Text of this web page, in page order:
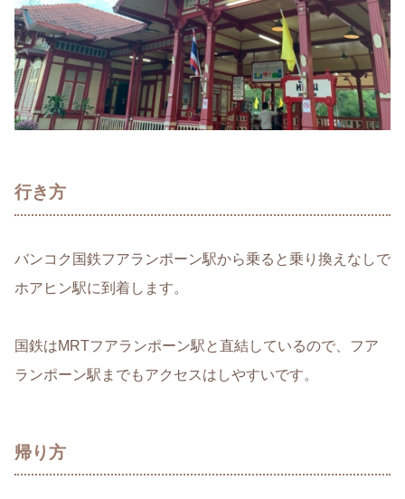
行き方
バンコク国鉄フアランポーン駅から乗ると乗り換えなしで
ホアヒン駅に到着します。
国鉄はMRTフアランポーン駅と直結しているので、フア
ランポーン駅までもアクセスはしやすいです。
帰り方